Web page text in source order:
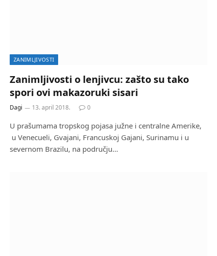
ZANIMLJIVOSTI
Zanimljivosti o lenjivcu: zašto su tako
spori ovi makazoruki sisari
Dagi 13. april 2018. 0
U prašumama tropskog pojasa južne i centralne Amerike,
u Venecueli, Gvajani, Francuskoj Gajani, Surinamu i u
severnom Brazilu, na području…